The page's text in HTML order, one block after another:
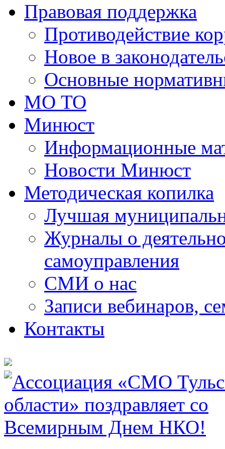
Правовая поддержка
Противодействие
Новое в
Основные
МО ТО
Минюст
Информационные
Новости Минюст
Методическая копилка
Лучшая
Журналы о
самоуправления
СМИ о нас
Записи вебинаров,
Контакты